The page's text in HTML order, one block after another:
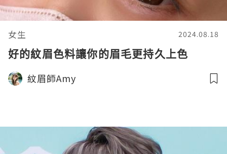
女生 2024.08.18
好的紋眉色料讓你的眉毛更持久上色
紋眉師Amy